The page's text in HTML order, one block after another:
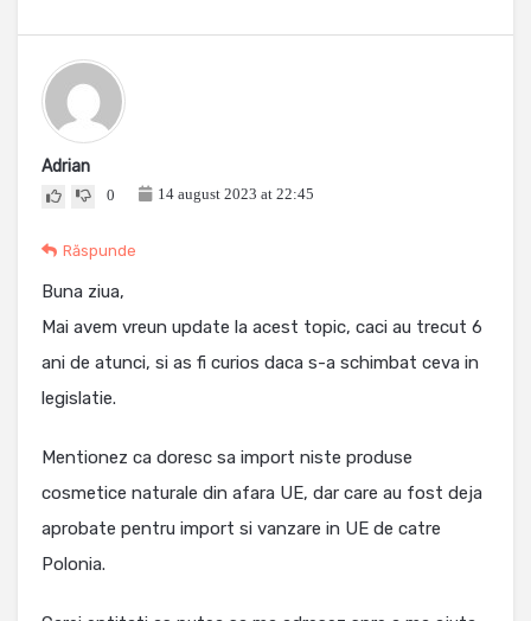
Adrian
0 14 august 2023 at 22:45
Răspunde
Buna ziua,
Mai avem vreun update la acest topic, caci au trecut 6
ani de atunci, si as fi curios daca s-a schimbat ceva in
legislatie.
Mentionez ca doresc sa import niste produse
cosmetice naturale din afara UE, dar care au fost deja
aprobate pentru import si vanzare in UE de catre
Polonia.